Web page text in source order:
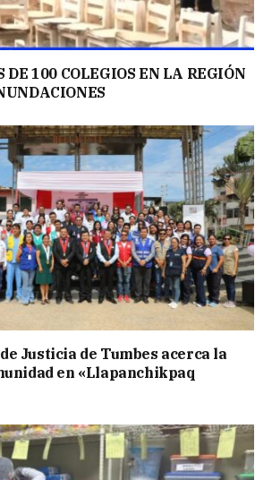
DE 100 COLEGIOS EN LA REGIÓN
Justicia de Tumbes acerca la
en «Llapanchikpaq